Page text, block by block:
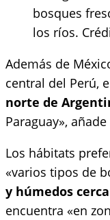
bosques
los ríos.
Además de
central del Perú,
norte de
Paraguay»,
Los hábitats
«varios tipos de
y húmedos
encuentra «en